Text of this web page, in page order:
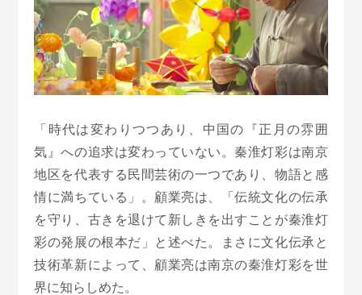
「時代は変わりつつあり、中国の『正月の雰囲
気』への追求は変わっていない。秦淮灯彩は南京
地区を代表する民間芸術の一つであり、物語と感
情に満ちている」。顧業亮は、「伝統文化の伝承
を守り、古きを退けて新しきを出すことが秦淮灯
彩の発展の根本だ」と述べた。まさに文化伝承と
技術革新によって、顧業亮は南京の秦淮灯彩を世
界に知らしめた。